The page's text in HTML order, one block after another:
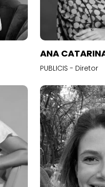
ANA
PUBLICIS - Diretor